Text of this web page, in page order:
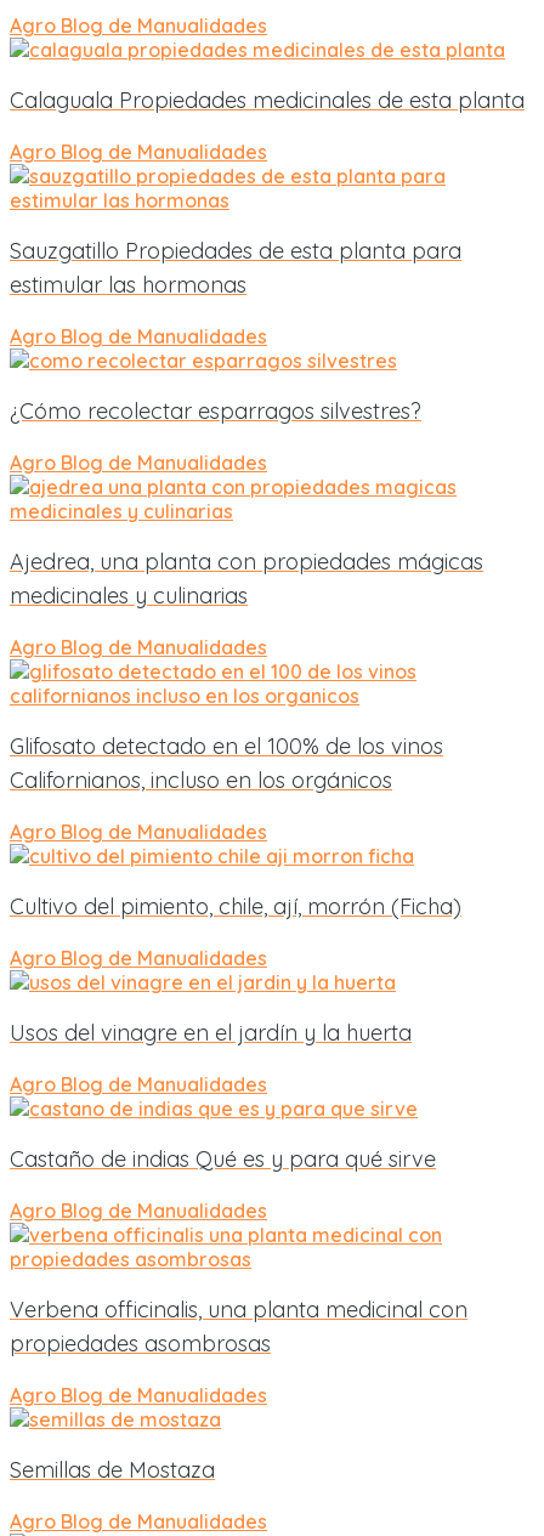
Agro Blog de Manualidades
Calaguala Propiedades medicinales de esta planta
Agro Blog de Manualidades
Sauzgatillo Propiedades de esta planta para
estimular las hormonas
Agro Blog de Manualidades
¿Cómo recolectar esparragos silvestres?
Agro Blog de Manualidades
Ajedrea, una planta con propiedades mágicas
medicinales y culinarias
Agro Blog de Manualidades
Glifosato detectado en el 100% de los vinos
Californianos, incluso en los orgánicos
Agro Blog de Manualidades
Cultivo del pimiento, chile, ají, morrón (Ficha)
Agro Blog de Manualidades
Usos del vinagre en el jardín y la huerta
Agro Blog de Manualidades
Castaño de indias Qué es y para qué sirve
Agro Blog de Manualidades
Verbena officinalis, una planta medicinal con
propiedades asombrosas
Agro Blog de Manualidades
Semillas de Mostaza
Agro Blog de Manualidades